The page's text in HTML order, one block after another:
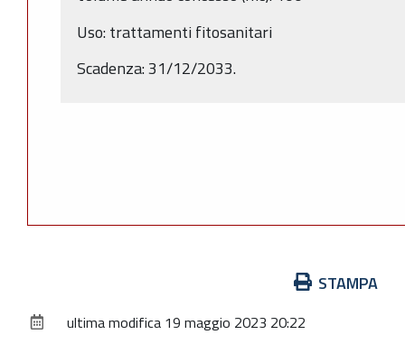
Uso: trattamenti fitosanitari
Scadenza: 31/12/2033.
documento
STAMPA
ultima modifica 19 maggio 2023 20:22